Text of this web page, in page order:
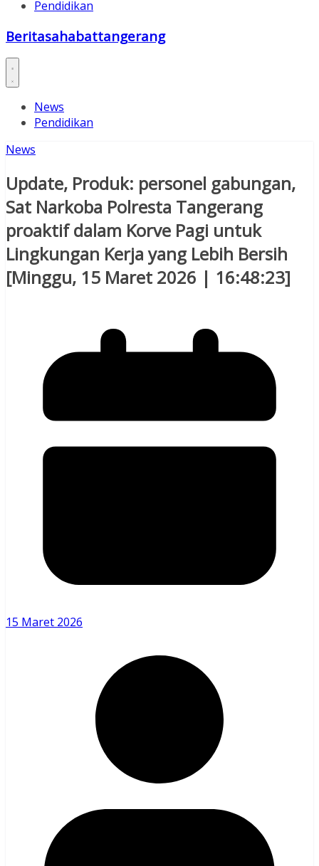
Pendidikan
Beritasahabattangerang
News
Pendidikan
News
Update, Produk: personel gabungan,
Sat Narkoba Polresta Tangerang
proaktif dalam Korve Pagi untuk
Lingkungan Kerja yang Lebih Bersih
[Minggu, 15 Maret 2026 | 16:48:23]
15 Maret 2026